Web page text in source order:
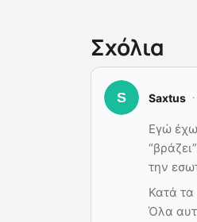
Σχόλια
Saxtus
Εγώ
την
Κατά τα
Όλα